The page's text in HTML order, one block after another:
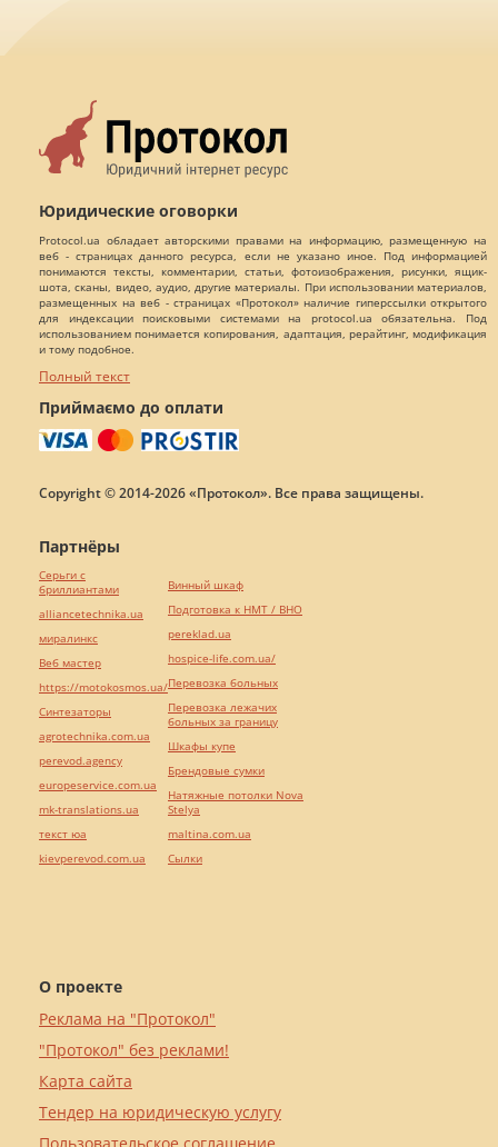
Юридические оговорки
Protocol.ua обладает авторскими правами на информацию, размещенную на
веб - страницах данного ресурса, если не указано иное. Под информацией
понимаются тексты, комментарии, статьи, фотоизображения, рисунки, ящик-
шота, сканы, видео, аудио, другие материалы. При использовании материалов,
размещенных на веб - страницах «Протокол» наличие гиперссылки открытого
для индексации поисковыми системами на protocol.ua обязательна. Под
использованием понимается копирования, адаптация, рерайтинг, модификация
и тому подобное.
Полный текст
Приймаємо до оплати
Copyright © 2014-2026 «Протокол». Все права защищены.
О проекте
Реклама на "Протокол"
"Протокол" без реклами!
Карта сайта
Тендер на юридическую услугу
Партнёры
Серьги с
бриллиантами
alliancetechnika.ua
миралинкс
Веб мастер
https://motokosmos.ua/
Синтезаторы
agrotechnika.com.ua
perevod.agency
europeservice.com.ua
mk-translations.ua
текст юа
kievperevod.com.ua
Винный шкаф
Подготовка к НМТ / ВНО
pereklad.ua
hospice-life.com.ua/
Перевозка больных
Перевозка лежачих
больных за границу
Шкафы купе
Брендовые сумки
Натяжные потолки Nova
Stelya
maltina.com.ua
Cылки